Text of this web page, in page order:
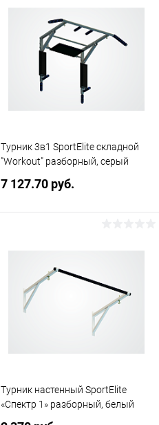
Купить в 1 клик Сравнение
В избранное
Турник 3в1 SportElite складной
"Workout" разборный, серый
7 127.70 руб.
Купить в 1 клик
В избранное Недоступно
Турник настенный SportElite
«Спектр 1» разборный, белый